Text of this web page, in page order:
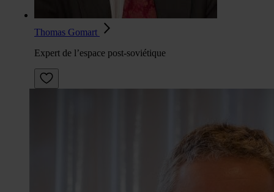
Thomas Gomart
Expert de l’espace post-soviétique